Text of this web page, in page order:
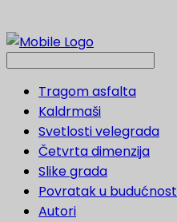
Tragom asfalta
Kaldrmaši
Svetlosti velegrada
Četvrta dimenzija
Slike grada
Povratak u budućnost
Autori